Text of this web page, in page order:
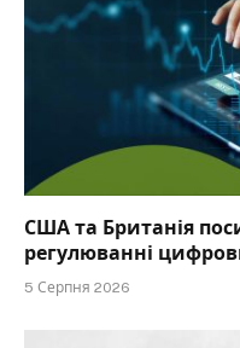
США та Британія
регулюванні
5 Серпня 2026